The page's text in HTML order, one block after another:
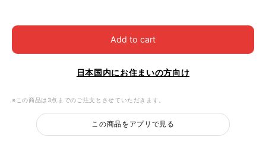
Add to cart
日本国内にお住まいの方向け
※この商品は3点までのご注文とさせていただきます。
この商品をアプリで見る